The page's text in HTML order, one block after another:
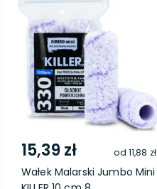
15,39 zł od 11,88 zł
Wałek Malarski Jumbo Mini